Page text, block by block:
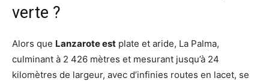
verte ?
Alors que Lanzarote est plate et aride, La Palma,
culminant à 2 426 mètres et mesurant jusqu’à 24
kilomètres de largeur, avec d’infinies routes en lacet, se